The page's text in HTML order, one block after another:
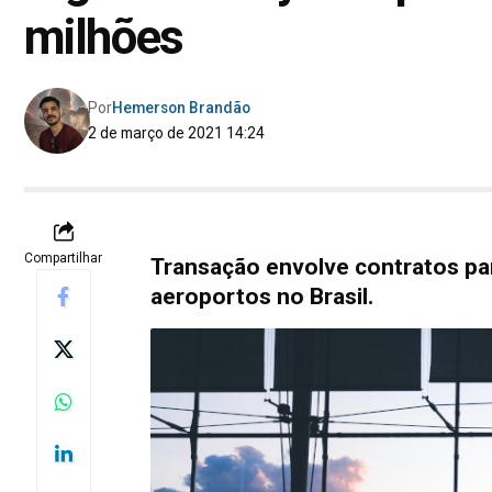
milhões
2 de março de 2021 14:24
PorHemerson Brandão
Compartilhar
Transação envolve contratos
aeroportos no Brasil.